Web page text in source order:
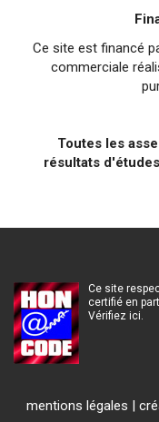
Ce site est financé
commerciale
Toutes les
résultats
Ce site
certifié en
Vérifiez ici.
mentions légales |